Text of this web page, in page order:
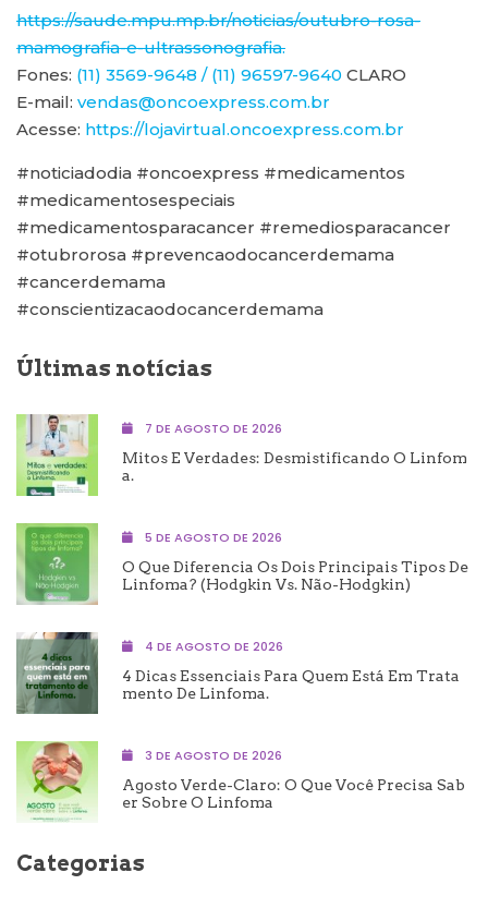
https://saude.mpu.mp.br/noticias/outubro-rosa-
mamografia-e-ultrassonografia.
Fones: (11) 3569-9648 / (11) 96597-9640 CLARO
E-mail: vendas@oncoexpress.com.br
Acesse: https://lojavirtual.oncoexpress.com.br
#noticiadodia #oncoexpress #medicamentos
#medicamentosespeciais
#medicamentosparacancer #remediosparacancer
#otubrorosa #prevencaodocancerdemama
#cancerdemama
#conscientizacaodocancerdemama
Últimas notícias
7 DE AGOSTO DE 2026
Mitos E Verdades: Desmistificando O Linfom
A.
5 DE AGOSTO DE 2026
O Que Diferencia Os Dois Principais Tipos De
Linfoma? (Hodgkin Vs. Não-Hodgkin)
4 DE AGOSTO DE 2026
4 Dicas Essenciais Para Quem Está Em Trata
Mento De Linfoma.
3 DE AGOSTO DE 2026
Agosto Verde-Claro: O Que Você Precisa Sab
Er Sobre O Linfoma
Categorias